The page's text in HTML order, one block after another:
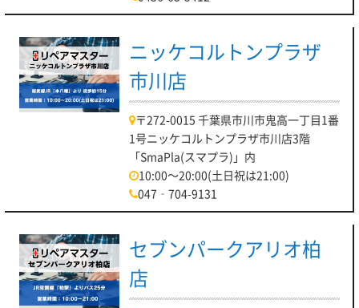
ニッケコルトンプラザ
市川店
〒272-0015 千葉県市川市鬼高一丁目1番
1号ニッケコルトンプラザ市川店3階
「SmaPla(スマプラ)」内
10:00～20:00(土日祝は21:00)
047‐704-9131
セブンパークアリオ柏
店